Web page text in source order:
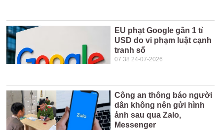
EU phạt Google gần 1 tỉ
USD do vi phạm luật cạnh
tranh số
07:38 24-07-2026
Công an thông báo người
dân không nên gửi hình
ảnh sau qua Zalo,
Messenger